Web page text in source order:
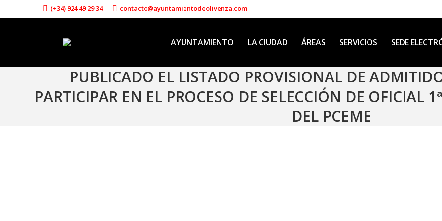
(+34) 924 49 29 34 contacto@ayuntamientodeolivenza.com
AYUNTAMIENTO LA CIUDAD ÁREAS SERVICIOS SEDE
PUBLICADO EL LISTADO PROVISIONAL DE
PARTICIPAR EN EL PROCESO DE SELECCIÓN DE OFICIAL
DEL PCEME